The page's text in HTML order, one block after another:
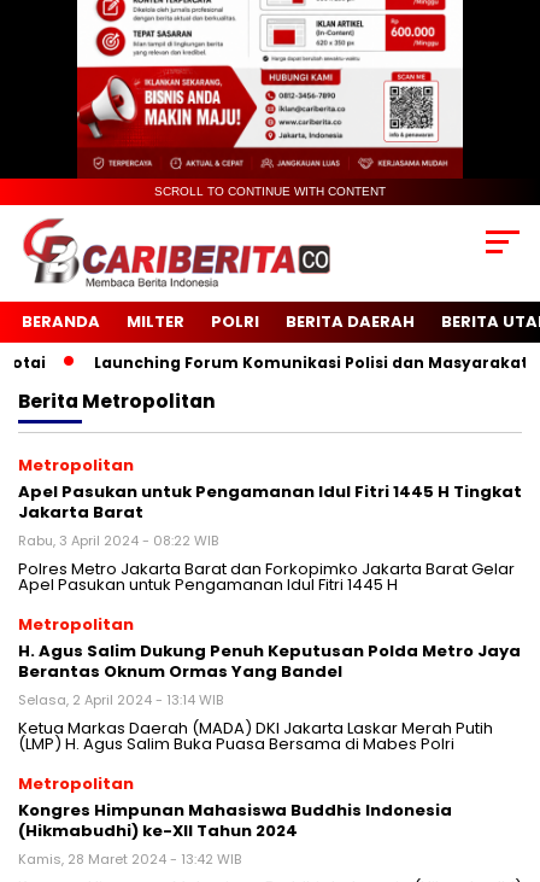
SCROLL TO CONTINUE WITH CONTENT
BERANDA MILTER POLRI BERITA DAERAH BERITA
Launching Forum Komunikasi Polisi dan Masyarakat
Berita Metropolitan
Metropolitan
Apel Pasukan untuk Pengamanan Idul Fitri 1445 H Tingkat
Jakarta Barat
Rabu, 3 April 2024 - 08:22 WIB
Polres Metro Jakarta Barat dan Forkopimko Jakarta Barat Gelar
Apel Pasukan untuk Pengamanan Idul Fitri 1445 H
Metropolitan
H. Agus Salim Dukung Penuh Keputusan Polda Metro Jaya
Berantas Oknum Ormas Yang Bandel
Selasa, 2 April 2024 - 13:14 WIB
Ketua Markas Daerah (MADA) DKI Jakarta Laskar Merah Putih
(LMP) H. Agus Salim Buka Puasa Bersama di Mabes Polri
Metropolitan
Kongres Himpunan Mahasiswa Buddhis Indonesia
(Hikmabudhi) ke-XII Tahun 2024
Kamis, 28 Maret 2024 - 13:42 WIB